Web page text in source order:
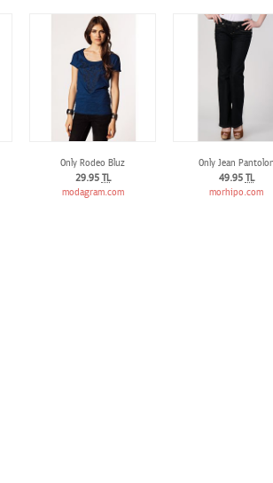
Only Rodeo Bluz
29.95 TL
modagram.com
Only Jean
49.95 TL
morhipo.com